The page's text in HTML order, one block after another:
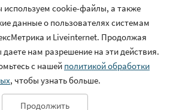
персональных данных
используем cookie-файлы, а также
данные о пользователях системам
и Liveinternet. Продолжая
нам разрешение на эти действия.
с нашей политикой обработки
, чтобы узнать больше.
Продолжить